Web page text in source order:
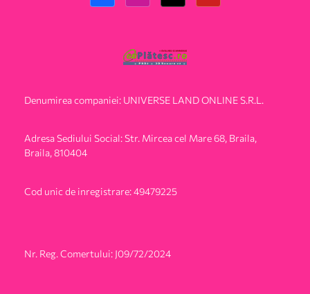
Denumirea companiei: UNIVERSE LAND ONLINE S.R.L.
Adresa Sediului Social: Str. Mircea cel Mare 68, Braila,
Braila, 810404
Cod unic de inregistrare: 49479225
Nr. Reg. Comertului: J09/72/2024